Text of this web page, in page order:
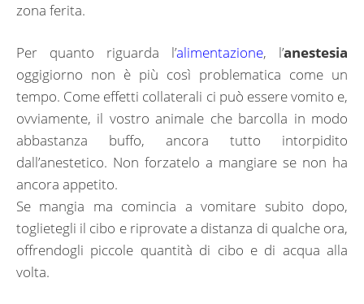
zona ferita.
Per quanto riguarda l’alimentazione, l’anestesia
oggigiorno non è più così problematica come un
tempo. Come effetti collaterali ci può essere vomito e,
ovviamente, il vostro animale che barcolla in modo
abbastanza buffo, ancora tutto intorpidito
dall’anestetico. Non forzatelo a mangiare se non ha
ancora appetito.
Se mangia ma comincia a vomitare subito dopo,
toglietegli il cibo e riprovate a distanza di qualche ora,
offrendogli piccole quantità di cibo e di acqua alla
volta.